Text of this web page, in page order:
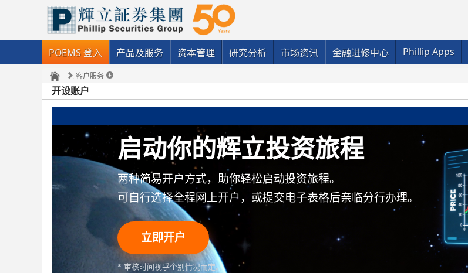
POEMS 登入 产品及服务 资本管理 研究分析 市场资讯 金融进修中心 Phillip Apps
客户服务
开设账户
启动你的辉立投资旅程
两种简易开户方式，助你轻松启动投资旅程。
可自行选择全程网上开户，或提交电子表格后亲临分行办理。
立即开户
* 审核时间视乎个别情况而定。